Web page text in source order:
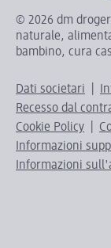
© 2026 dm
naturale,
bambino, cura
Dati societari
Recesso dal
Cookie Policy
Informazioni
Informazioni